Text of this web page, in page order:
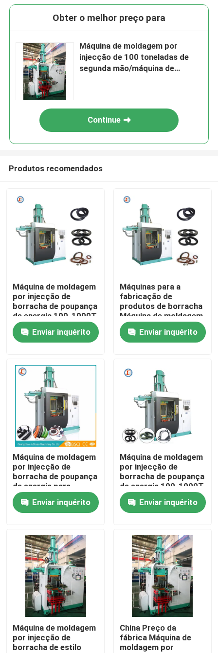
Casa
Quem Somos
Contatos
Produtos
Vídeos
Máquina de borracha vertical da modelação por
Máquina de molde da compressão do vácuo
Máquina de moldagem por injeção de borracha
Máquina vulcanizando hidráulica
Obter o melhor preço para
Máquina de moldagem por
injecção de 100 toneladas de
segunda mão/máquina de
Continue
Produtos recomendados
Máquina de moldagem
por injecção de
borracha de poupança
de energia 100-1000T
para fabricação de
anéis O Selos
Enviar inquérito
Máquinas para a
fabricação de
produtos de borracha
Máquina de moldagem
por injecção de
borracha para a
fabricação de buchas
Enviar inquérito
Máquina de moldagem
por injecção de
borracha de poupança
de energia para
fabricação de selos
de anéis OEnviar inquérito
Máquina de moldagem
por injecção de
borracha de poupança
de energia 100-1000T
para fabricação de
anéis O Selos
Enviar inquérito
Máquina de moldagem
por injecção de
borracha de estilo
China Preço da
fábrica Máquina de
moldagem por